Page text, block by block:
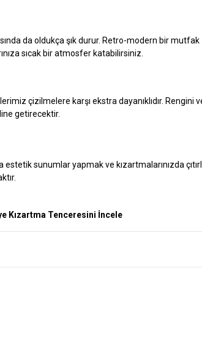
da oldukça şık durur. Retro-modern bir mutfak
sıcak bir atmosfer katabilirsiniz.
çizilmelere karşı ekstra dayanıklıdır. Rengini
getirecektir.
sunumlar yapmak ve kızartmalarınızda
Kızartma Tenceresini İncele